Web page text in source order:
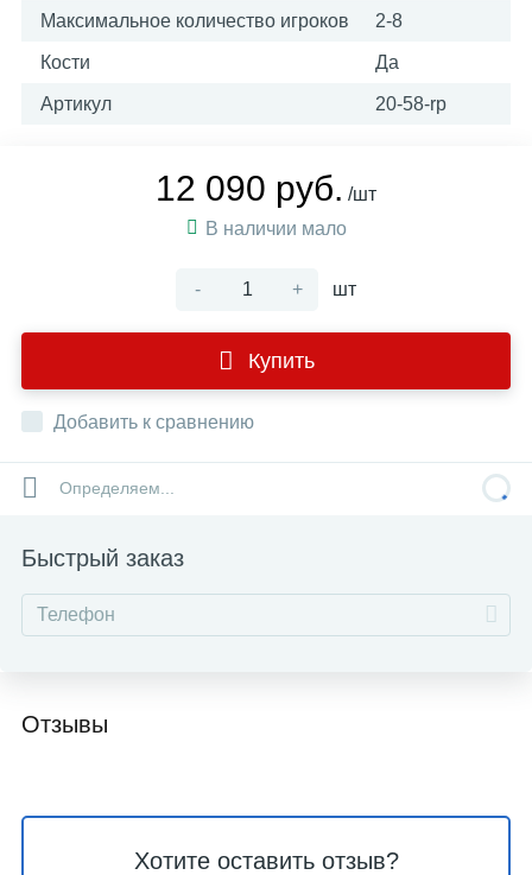
Максимальное количество игроков 2-8
Кости Да
Артикул 20-58-rp
12 090 руб. /шт
В наличии мало
- + шт
Купить
Добавить к сравнению
Определяем...
Быстрый заказ
Отзывы
Хотите оставить отзыв?